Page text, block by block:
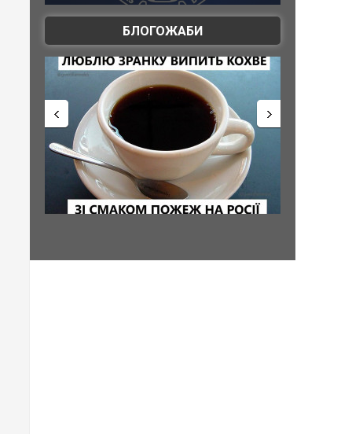
БЛОГОЖАБИ